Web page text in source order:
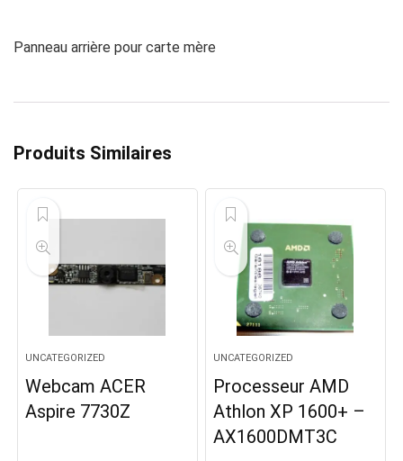
Panneau arrière pour carte mère
Produits Similaires
UNCATEGORIZED
Webcam ACER
Aspire 7730Z
UNCATEGORIZED
Processeur AMD
Athlon XP 1600+ –
AX1600DMT3C